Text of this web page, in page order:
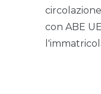
con ABE